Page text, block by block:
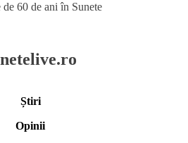
de 60 de ani în Sunete
Știri
Opinii